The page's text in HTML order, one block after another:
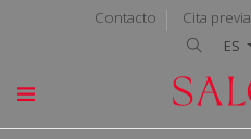
Contacto Cita previa
ES